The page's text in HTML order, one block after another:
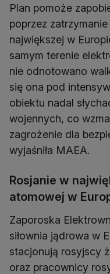
Plan pomoże
poprzez
największej w
samym terenie
nie odnotowano
się ona pod
obiektu nadal
wojennych, co
zagrożenie dla
wyjaśniła MAEA.
Rosjanie w
atomowej w
Zaporoska
siłownia jądrowa w
stacjonują rosyjscy
oraz pracownicy